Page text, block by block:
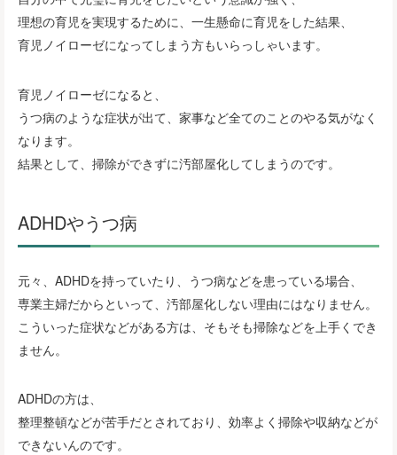
理想の育児を実現するために、一生懸命に育児をした結果、
育児ノイローゼになってしまう方もいらっしゃいます。
育児ノイローゼになると、
うつ病のような症状が出て、家事など全てのことのやる気がなく
なります。
結果として、掃除ができずに汚部屋化してしまうのです。
ADHDやうつ病
元々、ADHDを持っていたり、うつ病などを患っている場合、
専業主婦だからといって、汚部屋化しない理由にはなりません。
こういった症状などがある方は、そもそも掃除などを上手くでき
ません。
ADHDの方は、
整理整頓などが苦手だとされており、効率よく掃除や収納などが
できないんのです。